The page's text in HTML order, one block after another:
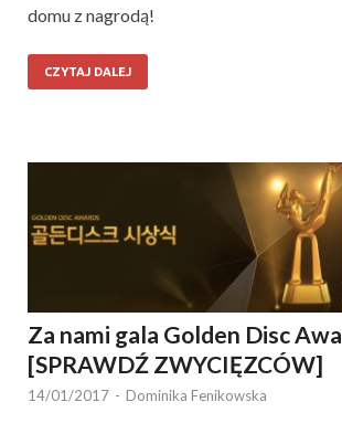
domu z nagrodą!
CZYTAJ DALEJ
Za nami gala Golden Disc
[SPRAWDŹ ZWYCIĘZCÓW]
14/01/2017 - Dominika Fenikowska